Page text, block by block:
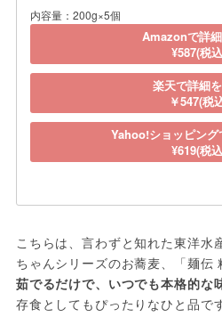
内容量：200g×5個
Amazonで詳
¥587(税
楽天で詳細
￥547(税
Yahoo!ショッピング
¥619(税
こちらは、言わずと知れた東洋水
ちゃんシリーズのお蕎麦、「麺伝
茹でるだけで、いつでも本格的な
存食としてもぴったりなひと品です